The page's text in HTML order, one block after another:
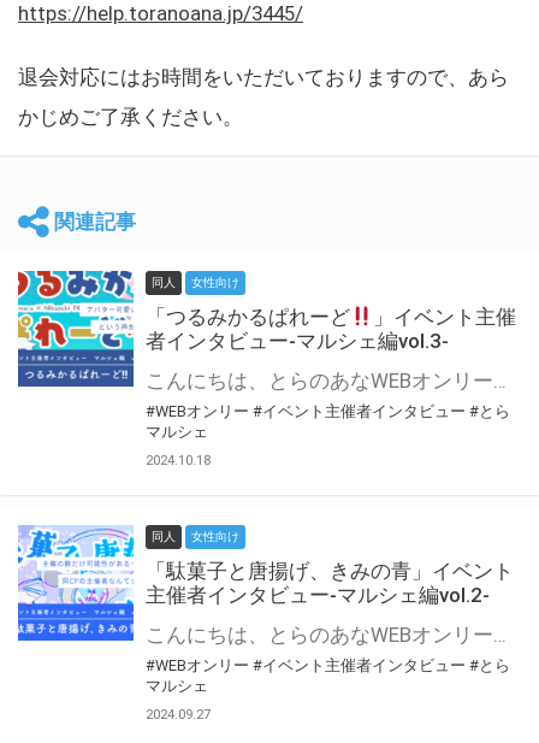
https://help.toranoana.jp/3445/
退会対応にはお時間をいただいておりますので、あら
かじめご了承ください。
関連記事
同人 女性向け
「つるみかるぱれーど
」イベント主催
者インタビュー-マルシェ編vol.3-
こんにちは、とらのあなWEBオンリー運営スタッフです。 新たにお届けする、イベント主催者インタビュー-マルシェ編-は、 とらのあなWEBオンリー「マルシェ」をご利用した主催様に 「マルシェ」を使って開催した感想や心がけをお聞きする企画です。 今回は、WEBオンリー初開催「つるみかるぱれーど
#WEBオンリー #イベント主催者インタビュー #とら
マルシェ
2024.10.18
同人 女性向け
「駄菓子と唐揚げ、きみの青」イベント
主催者インタビュー-マルシェ編vol.2-
こんにちは、とらのあなWEBオンリー運営スタッフです。 新たにお届けする、イベント主催者インタビュー-マルシェ編-は、 とらのあなWEBオンリー「マルシェ」をご利用の主催様に 「マルシェ」を使ってイベントを開催した感想や心がけをお聞きする企画です。 今回は、WEBオンリー初開催「駄菓子と唐揚げ、きみの青」より、 主催のぎこ六屋様にお話を伺いました。 協力：ぎこ六屋様／イベント公式Twitter（@krkgwks） とらのあなWEBオンリー「マルシェ」とは？ WEBオンリーでリアルタイムでコミュニケーションがとれるオンライン会場です。
#WEBオンリー #イベント主催者インタビュー #とら
マルシェ
2024.09.27